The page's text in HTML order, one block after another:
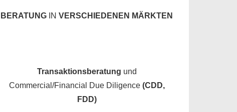
BERATUNG IN VERSCHIEDENEN MÄRKTEN
Transaktionsberatung und
Commercial/Financial Due Diligence (CDD,
FDD)